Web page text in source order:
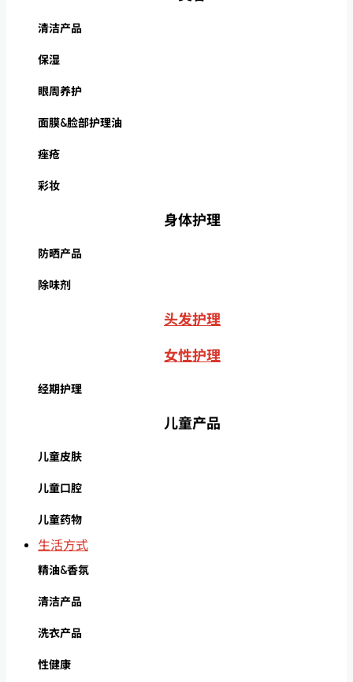
清洁产品
保湿
眼周养护
面膜&脸部护理油
痤疮
彩妆
身体护理
防晒产品
除味剂
头发护理
女性护理
经期护理
儿童产品
儿童皮肤
儿童口腔
儿童药物
生活方式
精油&香氛
清洁产品
洗衣产品
性健康